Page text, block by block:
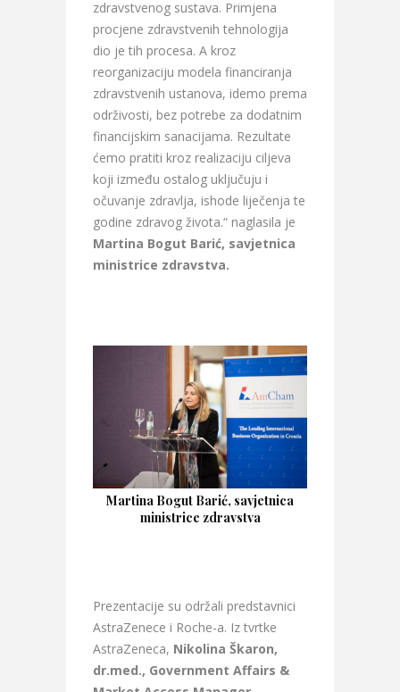
zdravstvenog sustava. Primjena
procjene zdravstvenih tehnologija
dio je tih procesa. A kroz
reorganizaciju modela financiranja
zdravstvenih ustanova, idemo prema
održivosti, bez potrebe za dodatnim
financijskim sanacijama. Rezultate
ćemo pratiti kroz realizaciju ciljeva
koji između ostalog uključuju i
očuvanje zdravlja, ishode liječenja te
godine zdravog života.“ naglasila je
Martina Bogut Barić, savjetnica
ministrice zdravstva.
Martina Bogut Barić, savjetnica
ministrice zdravstva
Prezentacije su održali predstavnici
AstraZenece i Roche-a. Iz tvrtke
AstraZeneca, Nikolina Škaron,
dr.med., Government Affairs &